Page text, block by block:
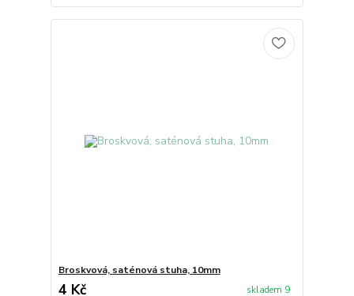
Broskvová, saténová stuha, 10mm
4 Kč skladem 9